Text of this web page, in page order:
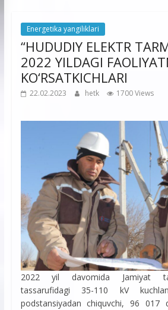
Energetika yangiliklari
“HUDUDIY ELEKTR
2022 YILDAGI
KО‘RSATKICHLARI
22.02.2023 hetk 1700 Views
2022 yil davomida Jamiyat
tassarufidagi 35-110 kV
podstansiyadan chiquvchi, 96 017